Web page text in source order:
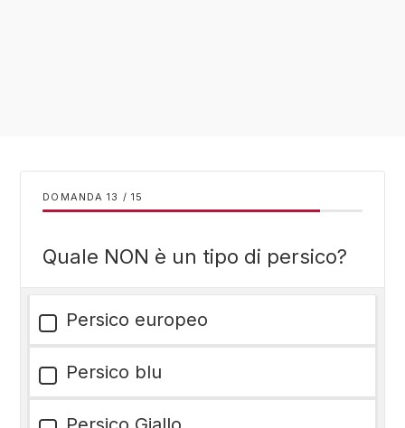
DOMANDA / 15
Quale NON è un tipo di persico?
Persico europeo
Persico blu